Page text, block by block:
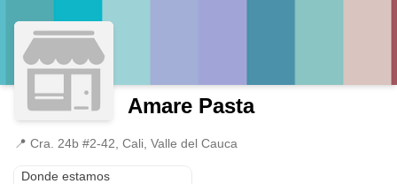
Amare Pasta
📍 Cra. 24b #2-42, Cali, Valle del Cauca
Donde estamos